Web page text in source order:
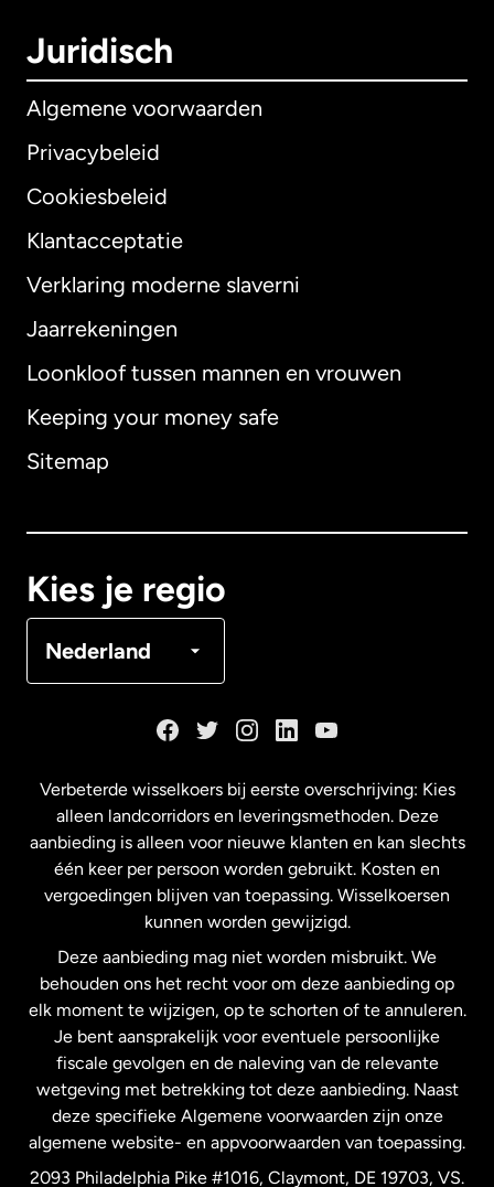
Juridisch
Algemene voorwaarden
Privacybeleid
Cookiesbeleid
Klantacceptatie
Verklaring moderne slaverni
Jaarrekeningen
Loonkloof tussen mannen en vrouwen
Keeping your money safe
Sitemap
Kies je regio
Nederland
Internationaal English
Australië
Maleisië
Nederland
Nieuw-Zeeland
Spanje
Verenigd Koninkrijk
Verenigde Staten English
Verbeterde wisselkoers bij eerste overschrijving: Kies
alleen landcorridors en leveringsmethoden. Deze
aanbieding is alleen voor nieuwe klanten en kan slechts
één keer per persoon worden gebruikt. Kosten en
vergoedingen blijven van toepassing. Wisselkoersen
kunnen worden gewijzigd.
Deze aanbieding mag niet worden misbruikt. We
behouden ons het recht voor om deze aanbieding op
elk moment te wijzigen, op te schorten of te annuleren.
Je bent aansprakelijk voor eventuele persoonlijke
fiscale gevolgen en de naleving van de relevante
wetgeving met betrekking tot deze aanbieding. Naast
deze specifieke Algemene voorwaarden zijn onze
algemene website- en appvoorwaarden van toepassing.
2093 Philadelphia Pike #1016, Claymont, DE 19703, VS.